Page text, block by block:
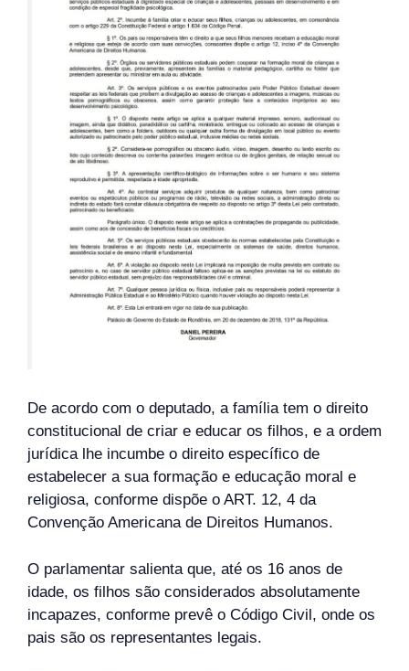
De acordo com o deputado, a família tem o direito
constitucional de criar e educar os filhos, e a ordem
jurídica lhe incumbe o direito específico de
estabelecer a sua formação e educação moral e
religiosa, conforme dispõe o ART. 12, 4 da
Convenção Americana de Direitos Humanos.
O parlamentar salienta que, até os 16 anos de
idade, os filhos são considerados absolutamente
incapazes, conforme prevê o Código Civil, onde os
pais são os representantes legais.